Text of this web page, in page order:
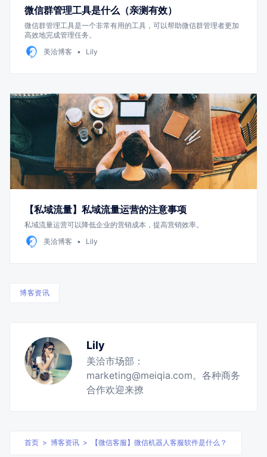
微信群管理工具是什么（亲测有效）
微信群管理工具是一个非常有用的工具，可以帮助微信群管理者更加
高效地完成管理任务。
美洽博客
Lily
【私域流量】私域流量运营的注意事项
私域流量运营可以降低企业的营销成本，提高营销效率。
美洽博客
Lily
博客资讯
Lily
美洽市场部：
marketing@meiqia.com。各种商务
合作欢迎来撩
首页 > 博客资讯 > 【微信客服】微信机器人客服软件是什么？